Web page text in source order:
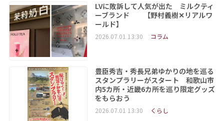
LVに敗訴して人気が出た ミルクティ
ーブランド 【野村義樹✕リアルワ
ールド】
2026.07.01 13:30 コラム
豊臣秀吉・秀長兄弟ゆかりの地を巡る
スタンプラリーがスタート 和歌山市
内5カ所・近畿6カ所を巡り限定グッズ
をもらおう
2026.07.01 13:30 くらし